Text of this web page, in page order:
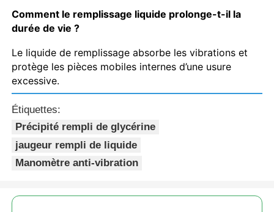
Comment le remplissage liquide prolonge-t-il la
durée de vie ?
Le liquide de remplissage absorbe les vibrations et
protège les pièces mobiles internes d’une usure
excessive.
Étiquettes:
Précipité rempli de glycérine
jaugeur rempli de liquide
Manomètre anti-vibration